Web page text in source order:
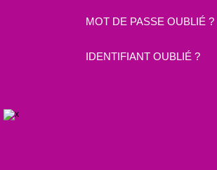
MOT DE PASSE OUBLIÉ ?
IDENTIFIANT OUBLIÉ ?